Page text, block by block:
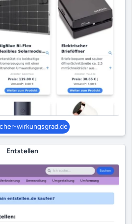
wirkungsgrad.de
Entstellen